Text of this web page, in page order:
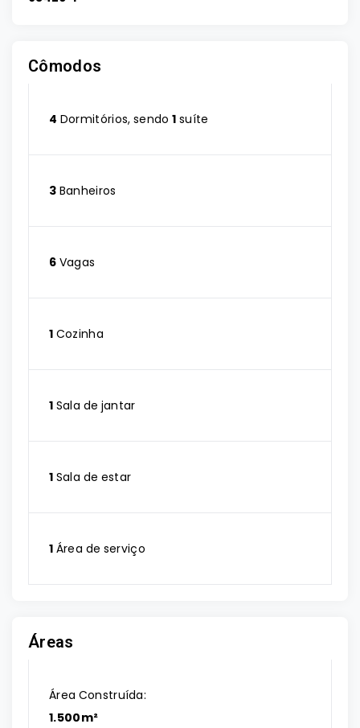
Cômodos
4 Dormitórios, sendo1 suíte
3 Banheiros
6 Vagas
1 Cozinha
1 Sala de jantar
1 Sala de estar
1 Área de serviço
Áreas
Área Construída:
1.500m²